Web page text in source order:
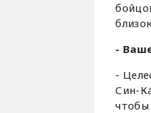
-
-
Син-